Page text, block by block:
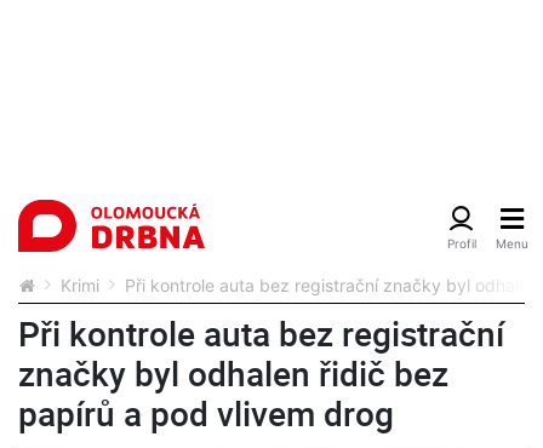
Krimi Při kontrole auta bez registrační značky byl
Při kontrole auta bez registrační
značky byl odhalen řidič bez
papírů a pod vlivem drog